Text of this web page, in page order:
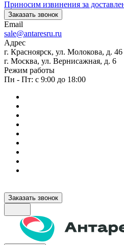
Приносим извинения за
Заказать звонок
Email
sale@antaresru.ru
Адрес
г. Красноярск, ул. Молокова, д. 46
г. Москва, ул. Вернисажная, д. 6
Режим работы
Пн - Пт: с 9:00 до 18:00
Заказать звонок